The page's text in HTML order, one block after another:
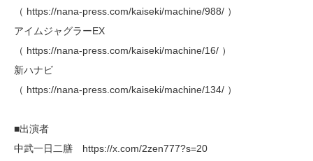
（ https://nana-press.com/kaiseki/machine/988/ ）
アイムジャグラーEX
（ https://nana-press.com/kaiseki/machine/16/ ）
新ハナビ
（ https://nana-press.com/kaiseki/machine/134/ ）
■出演者
中武一日二膳 https://x.com/2zen777?s=20